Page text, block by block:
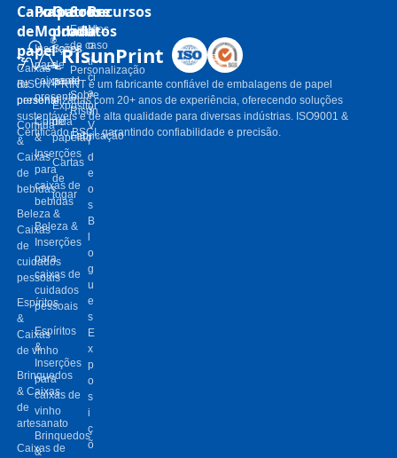
Caixas
de
papel
Caixas
de
presente
Comida
&
Caixas
de
bebidas
Beleza &
Caixas
de
cuidados
pessoais
Espíritos
&
Caixas
de vinho
Brinquedos
& Caixas
de
artesanato
Caixas de
Polpa
Moldada
Inserções
para
caixas de
presente
Comida
&
Inserções
para
caixas de
bebidas
Beleza &
Inserções
para
caixas de
cuidados
pessoais
Espíritos
&
Inserções
para
caixas de
vinho
Brinquedos
&
Outros
produtos
Sacos
de
papel
Expositor
de
papelão
Cartas
de
jogar
Sobre
Estudos
de caso
Personalização
Sobre
Risun
Fabricação
Recursos
N
o
tí
ci
a
s
V
í
d
e
o
s
B
l
o
g
u
e
s
E
x
p
o
s
i
ç
õ
RisunPrint
RISUN-PRINT é um fabricante confiável de embalagens de papel
personalizadas com 20+ anos de experiência, oferecendo soluções
sustentáveis ​​e de alta qualidade para diversas indústrias. ISO9001 &
Certificado BSCI, garantindo confiabilidade e precisão.